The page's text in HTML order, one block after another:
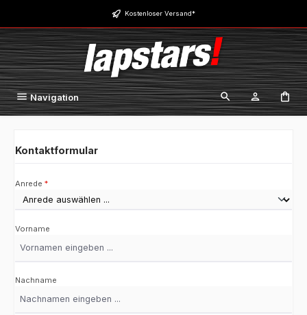
Zum Hauptinhalt springen Kostenloser Versand*
Navigation
Kontaktformular
Anrede *
Vorname
Nachname